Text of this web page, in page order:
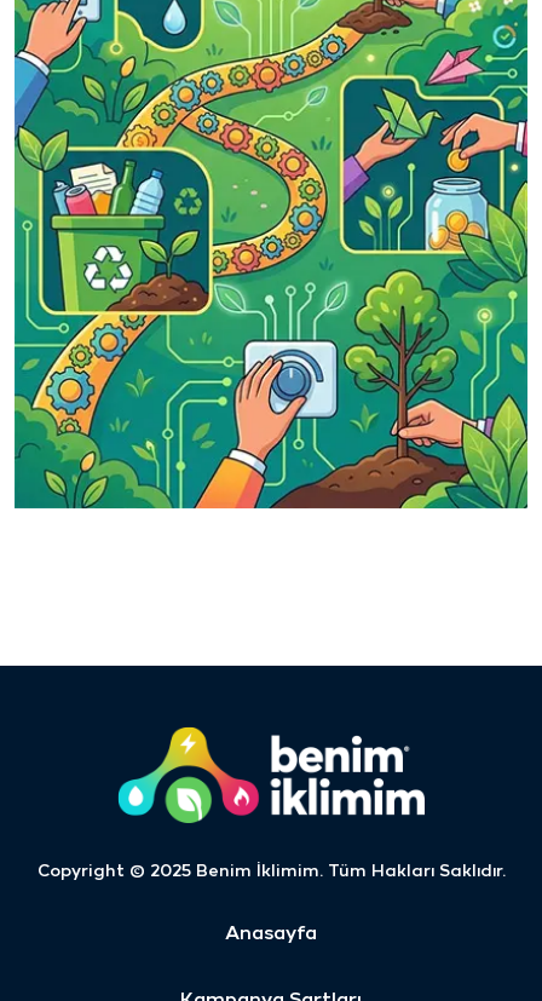
Copyright © 2025 Benim İklimim. Tüm Hakları Saklıdır.
Anasayfa